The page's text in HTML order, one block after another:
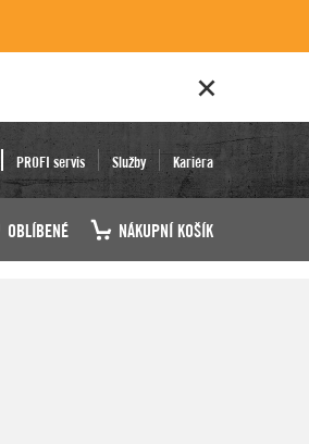
PROFI servis Služby Kariéra
OBLÍBENÉ NÁKUPNÍ KOŠÍK